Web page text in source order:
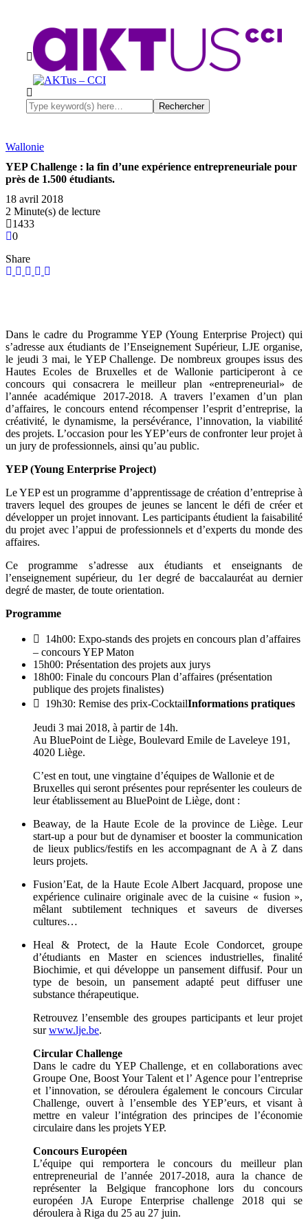
Wallonie
YEP Challenge : la fin d’une expérience entrepreneuriale pour
près de 1.500 étudiants.
18 avril 2018
2 Minute(s) de lecture
1433
0
Share
Dans le cadre du Programme YEP (Young Enterprise Project) qui
s’adresse aux étudiants de l’Enseignement Supérieur, LJE organise,
le jeudi 3 mai, le YEP Challenge. De nombreux groupes issus des
Hautes Ecoles de Bruxelles et de Wallonie participeront à ce
concours qui consacrera le meilleur plan «entrepreneurial» de
l’année académique 2017-2018. A travers l’examen d’un plan
d’affaires, le concours entend récompenser l’esprit d’entreprise, la
créativité, le dynamisme, la persévérance, l’innovation, la viabilité
des projets. L’occasion pour les YEP’eurs de confronter leur projet à
un jury de professionnels, ainsi qu’au public.
YEP (Young Enterprise Project)
Le YEP est un programme d’apprentissage de création d’entreprise à
travers lequel des groupes de jeunes se lancent le défi de créer et
développer un projet innovant. Les participants étudient la faisabilité
du projet avec l’appui de professionnels et d’experts du monde des
affaires.
Ce programme s’adresse aux étudiants et enseignants de
l’enseignement supérieur, du 1er degré de baccalauréat au dernier
degré de master, de toute orientation.
Programme
 14h00: Expo-stands des projets en concours plan d’affaires
– concours YEP Maton
15h00: Présentation des projets aux jurys
18h00: Finale du concours Plan d’affaires (présentation
publique des projets finalistes)
 19h30: Remise des prix-CocktailInformations pratiques
Jeudi 3 mai 2018, à partir de 14h.
Au BluePoint de Liège, Boulevard Emile de Laveleye 191,
4020 Liège.
C’est en tout, une vingtaine d’équipes de Wallonie et de
Bruxelles qui seront présentes pour représenter les couleurs de
leur établissement au BluePoint de Liège, dont :
Beaway, de la Haute Ecole de la province de Liège. Leur
start-up a pour but de dynamiser et booster la communication
de lieux publics/festifs en les accompagnant de A à Z dans
leurs projets.
Fusion’Eat, de la Haute Ecole Albert Jacquard, propose une
expérience culinaire originale avec de la cuisine « fusion »,
mêlant subtilement techniques et saveurs de diverses
cultures…
Heal & Protect, de la Haute Ecole Condorcet, groupe
d’étudiants en Master en sciences industrielles, finalité
Biochimie, et qui développe un pansement diffusif. Pour un
type de besoin, un pansement adapté peut diffuser une
substance thérapeutique.
Retrouvez l’ensemble des groupes participants et leur projet
surwww.lje.be.
Circular Challenge
Dans le cadre du YEP Challenge, et en collaborations avec
Groupe One, Boost Your Talent et l’ Agence pour l’entreprise
et l’innovation, se déroulera également le concours Circular
Challenge, ouvert à l’ensemble des YEP’eurs, et visant à
mettre en valeur l’intégration des principes de l’économie
circulaire dans les projets YEP.
Concours Européen
L’équipe qui remportera le concours du meilleur plan
entrepreneurial de l’année 2017-2018, aura la chance de
représenter la Belgique francophone lors du concours
européen JA Europe Enterprise challenge 2018 qui se
déroulera à Riga du 25 au 27 juin.